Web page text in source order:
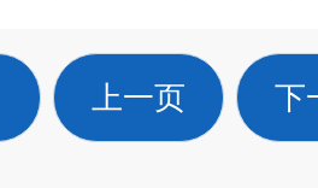
上一页 下